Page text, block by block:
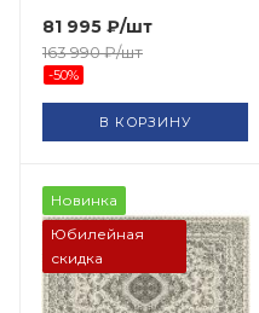
81 995 ₽/шт
163 990₽/шт
-50%
В КОРЗИНУ
Новинка
Юбилейная
скидка